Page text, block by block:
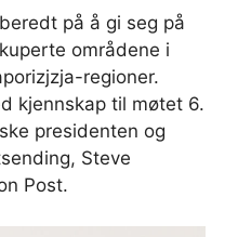
på å gi seg på
områdene i
regioner.
kjennskap til møtet 6.
presidenten og
Steve
Post.